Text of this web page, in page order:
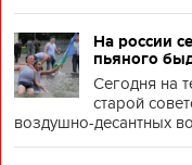
На россии
пьяного
Сегодня на
старой
воздушно-десантных